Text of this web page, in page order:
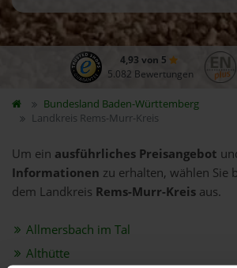
4,93 von 5
5.082 Bewertungen
Bundesland Baden-Württemberg
Landkreis Rems-Murr-Kreis
Um ein ausführliches Preisangebot
Informationen zu erhalten, wählen Sie
dem Landkreis Rems-Murr-Kreis aus.
Allmersbach im Tal
Althütte